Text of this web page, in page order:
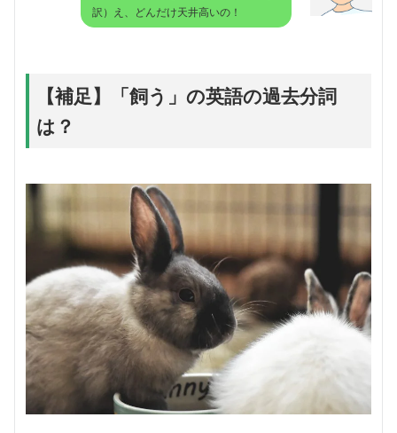
訳）え、どんだけ天井高いの！
【補足】「飼う」の英語の過去分詞
は？